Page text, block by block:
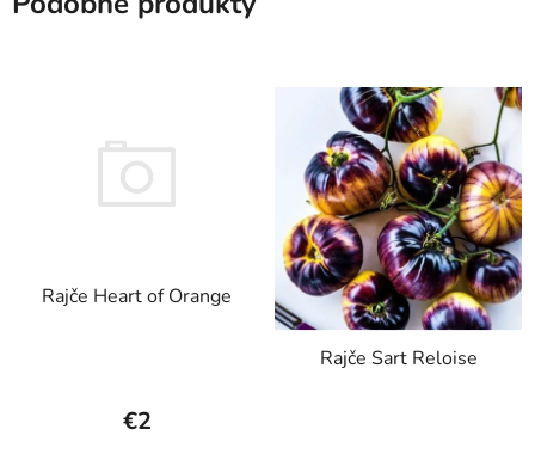
Rajče Heart of Orange
€2
Rajče Sart Reloise